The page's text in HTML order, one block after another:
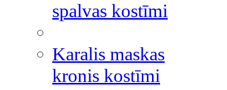
spalvas kostīmi
Karalis maskas
kronis kostīmi